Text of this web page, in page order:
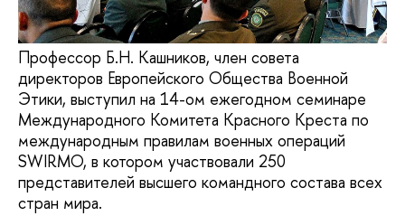
Профессор Б.Н. Кашников, член совета
директоров Европейского Общества Военной
Этики, выступил на 14-ом ежегодном семинаре
Международного Комитета Красного Креста по
международным правилам военных операций
SWIRMO, в котором участвовали 250
представителей высшего командного состава всех
стран мира.